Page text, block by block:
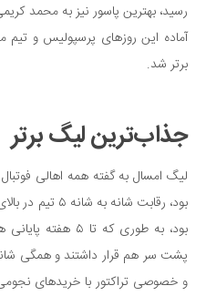
فال
مسابقه
رسید، بهترین پاسور نیز به محمد
برتر شد.
جذاب‌ترین لیگ برتر
لیگ امسال به گفته همه اهالی
بود، رقابت
پشت سر هم قرار داشتند و همگی
و خصوصی تراکتور با خرید‌های